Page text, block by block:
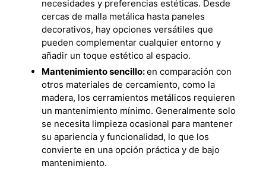
necesidades y preferencias estéticas. Desde
cercas de malla metálica hasta paneles
decorativos, hay opciones versátiles que
pueden complementar cualquier entorno y
añadir un toque estético al espacio.
Mantenimiento sencillo:en comparación con
otros materiales de cercamiento, como la
madera, los cerramientos metálicos requieren
un mantenimiento mínimo. Generalmente solo
se necesita limpieza ocasional para mantener
su apariencia y funcionalidad, lo que los
convierte en una opción práctica y de bajo
mantenimiento.